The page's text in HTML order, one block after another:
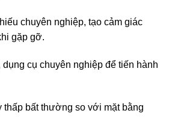
chuyên nghiệp, tạo cảm giác
gặp gỡ.
cụ chuyên nghiệp để tiến hành
thấp bất thường so với mặt bằng